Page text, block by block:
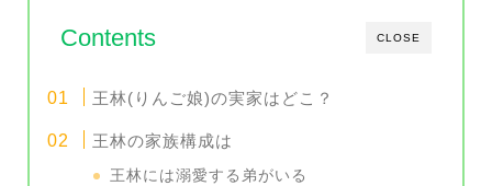
CLOSE
Contents
王林(りんご娘)の実家はどこ？
王林の家族構成は
王林には溺愛する弟がいる